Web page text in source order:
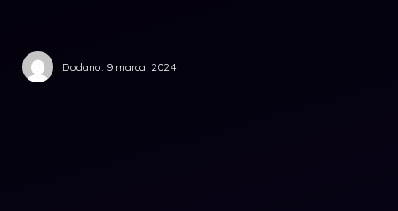
Dodano: 9 marca, 2024